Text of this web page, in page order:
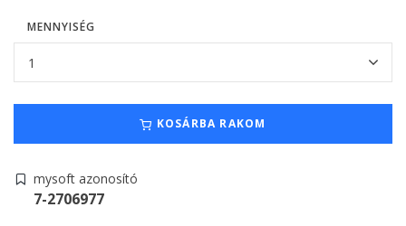
MENNYISÉG
KOSÁRBA RAKOM
mysoft azonosító
7-2706977